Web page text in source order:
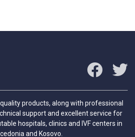
products, along with professional
support and excellent service for
hospitals, clinics and IVF centers in
and Kosovo.